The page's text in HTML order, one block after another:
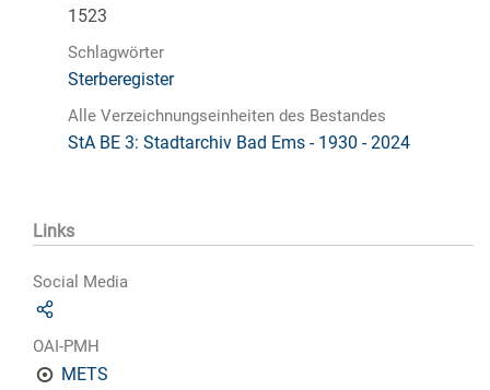
1523
Schlagwörter
Sterberegister
Alle Verzeichnungseinheiten des Bestandes
StA BE 3: Stadtarchiv Bad Ems - 1930 - 2024
Links
Social Media
OAI-PMH
METS